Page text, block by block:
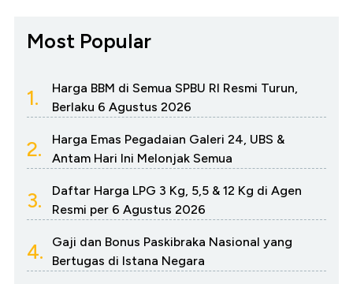
Most Popular
1.
Harga BBM di Semua SPBU RI Resmi Turun,
Berlaku 6 Agustus 2026
2.
Harga Emas Pegadaian Galeri 24, UBS &
Antam Hari Ini Melonjak Semua
3.
Daftar Harga LPG 3 Kg, 5,5 & 12 Kg di Agen
Resmi per 6 Agustus 2026
4.
Gaji dan Bonus Paskibraka Nasional yang
Bertugas di Istana Negara